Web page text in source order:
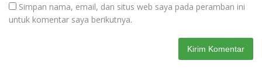
Simpan nama, email, dan situs web saya pada peramban ini
untuk komentar saya berikutnya.